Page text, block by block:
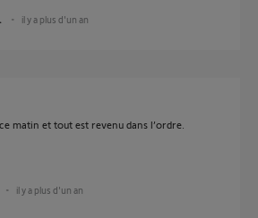
il y a plus d'un an
matin et tout est revenu dans l’ordre.
il y a plus d'un an